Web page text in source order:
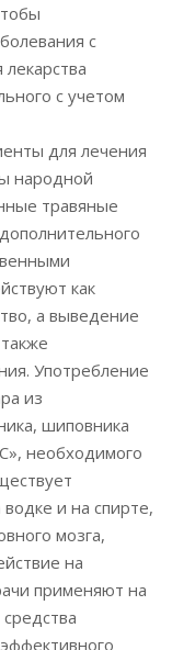
с
с учетом
для лечения
народной
травяные
как
а выведение
Употребление
из
шиповника
необходимого
и на спирте,
мозга,
на
применяют на